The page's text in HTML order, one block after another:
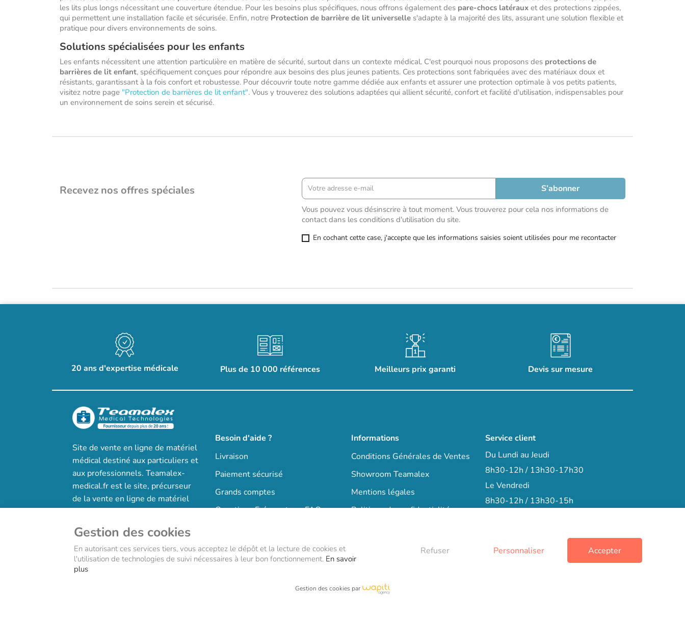
les lits plus longs nécessitant une couverture étendue. Pour les besoins plus spécifiques, nous offrons également des pare-chocs latéraux et des protections zippées,
qui permettent une installation facile et sécurisée. Enfin, notre Protection de barrière de lit universelle s'adapte à la majorité des lits, assurant une solution flexible et
pratique pour divers environnements de soins.
Solutions spécialisées pour les enfants
Les enfants nécessitent une attention particulière en matière de sécurité, surtout dans un contexte médical. C'est pourquoi nous proposons des protections de
barrières de lit enfant, spécifiquement conçues pour répondre aux besoins des plus jeunes patients. Ces protections sont fabriquées avec des matériaux doux et
résistants, garantissant à la fois confort et robustesse. Pour découvrir toute notre gamme dédiée aux enfants et assurer une protection optimale à vos petits patients,
visitez notre page "Protection de barrières de lit enfant". Vous y trouverez des solutions adaptées qui allient sécurité, confort et facilité d'utilisation, indispensables pour
un environnement de soins serein et sécurisé.
Recevez nos offres spéciales
Vous pouvez vous désinscrire à tout moment. Vous trouverez pour cela nos informations de
contact dans les conditions d'utilisation du site.
En cochant cette case, j'accepte que les informations saisies soient utilisées pour me recontacter
20 ans d'expertise médicale Plus de 10 000 références Meilleurs prix garanti Devis sur mesure
Site de vente en ligne de matériel
médical destiné aux particuliers et
aux professionnels. Teamalex-
medical.fr est le site, précurseur
de la vente en ligne de matériel
médical.
Besoin d'aide ?
Livraison
Paiement sécurisé
Grands comptes
Questions Fréquentes - FAQ
Informations
Conditions Générales de Ventes
Showroom Teamalex
Mentions légales
Politique de confidentialité
Service client
Du Lundi au Jeudi
8h30-12h / 13h30-17h30
Le Vendredi
8h30-12h / 13h30-15h
+33 (0)3 66 72 15 78
Gestion des cookies
En autorisant ces services tiers, vous acceptez le dépôt et la lecture de cookies et
l'utilisation de technologies de suivi nécessaires à leur bon fonctionnement. En savoir
plus
Refuser Personnaliser Accepter
Gestion des cookies par